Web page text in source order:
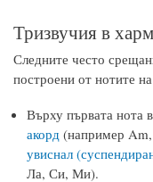
Тризвучия в
Следните често
построени от нотите
Върху първата нота
акорд (например
увиснал
Ла, Си, Ми).